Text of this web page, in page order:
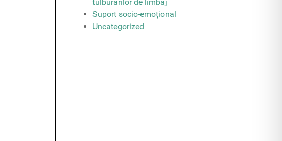
Suport socio-emoțional
Uncategorized